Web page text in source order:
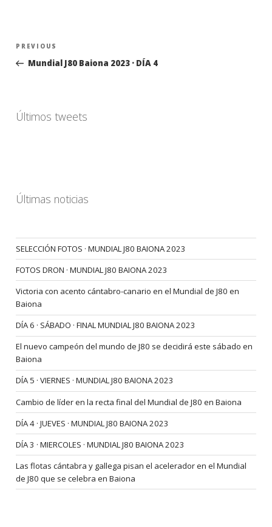
Navegación
entradas
Previous
Post
PREVIOUS
Mundial J80 Baiona 2023 · DÍA 4
Últimos tweets
Últimas noticias
SELECCIÓN FOTOS · MUNDIAL J80 BAIONA 2023
FOTOS DRON · MUNDIAL J80 BAIONA 2023
Victoria con acento cántabro-canario en el Mundial de J80 en
Baiona
DÍA 6 · SÁBADO · FINAL MUNDIAL J80 BAIONA 2023
El nuevo campeón del mundo de J80 se decidirá este sábado en
Baiona
DÍA 5 · VIERNES · MUNDIAL J80 BAIONA 2023
Cambio de líder en la recta final del Mundial de J80 en Baiona
DÍA 4 · JUEVES · MUNDIAL J80 BAIONA 2023
DÍA 3 · MIERCOLES · MUNDIAL J80 BAIONA 2023
Las flotas cántabra y gallega pisan el acelerador en el Mundial
de J80 que se celebra en Baiona